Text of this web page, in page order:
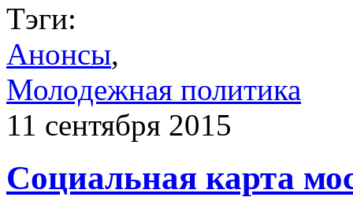
Тэги:
Анонсы,
Молодежная политика
11 сентября 2015
Социальная карта